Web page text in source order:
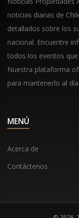
noticias diarias de
detallados sobre los
nacional. Encuentre
todos los eventos
Nuestra plataforma
para mantenerlo al
MENÚ
Acerca de
Contáctenos